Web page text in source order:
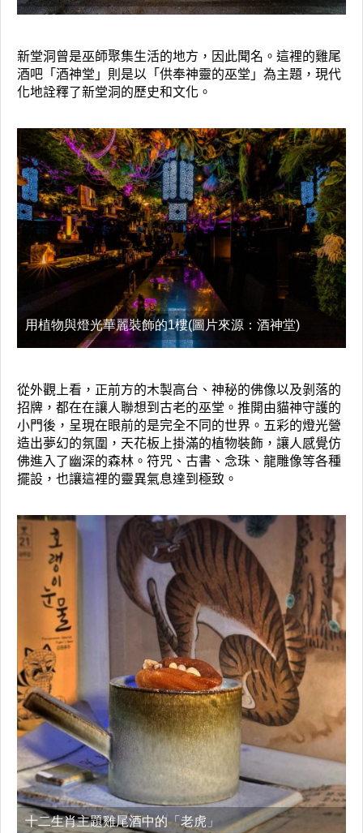
新堂洞曾是巫師聚集生活的地方，因此聞名。這裡的雞尾
酒吧「酒神堂」則是以「供奉神靈的巫堂」為主題，現代
化地詮釋了新堂洞的歷史和文化。
用植物與燈光華麗裝飾的1樓(圖片來源：酒神堂)
從外觀上看，正前方的木製高台、神秘的佛像以及剝落的
招牌，都在在讓人聯想到古老的巫堂。推開由貓神守護的
小門後，呈現在眼前的是完全不同的世界。五彩的燈光營
造出夢幻的氛圍，天花板上掛滿的植物裝飾，讓人感覺仿
佛進入了幽深的森林。符咒、古書、念珠、龍雕像等各種
擺設，也讓這裡的靈異氣息達到極致。
十二生肖主題雞尾酒中的「老虎」